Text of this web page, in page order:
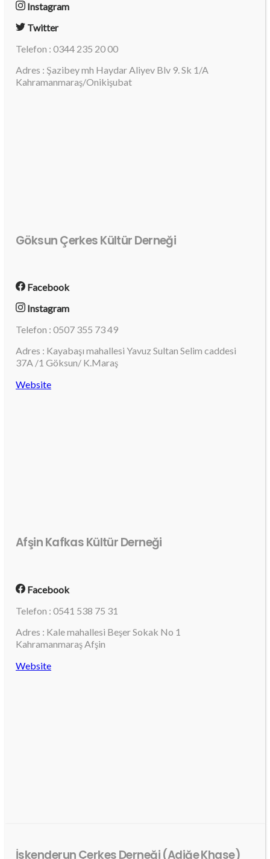
Instagram
Twitter
Telefon : 0344 235 20 00
Adres : Şazibey mh Haydar Aliyev Blv 9. Sk 1/A
Kahramanmaraş/Onikişubat
Göksun Çerkes Kültür Derneği
Facebook
Instagram
Telefon : 0507 355 73 49
Adres : Kayabaşı mahallesi Yavuz Sultan Selim caddesi
37A /1 Göksun/ K.Maraş
Website
Afşin Kafkas Kültür Derneği
Facebook
Telefon : 0541 538 75 31
Adres : Kale mahallesi Beşer Sokak No 1
Kahramanmaraş Afşin
Website
İskenderun Çerkes Derneği (Adiğe Khase)